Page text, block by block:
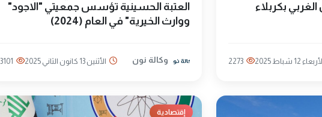
بكربلاء
12 شباط 2025 2273
العتبة الحسينية تؤسس جمعيتي "الاجود"
ووارث الخيرية" في العام (2024)
وكالة نون الأثنين 13 كانون الثاني 2025 3101
إقتصادية